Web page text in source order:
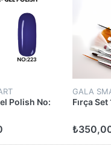
Polish No:
GALA
Fırça Set